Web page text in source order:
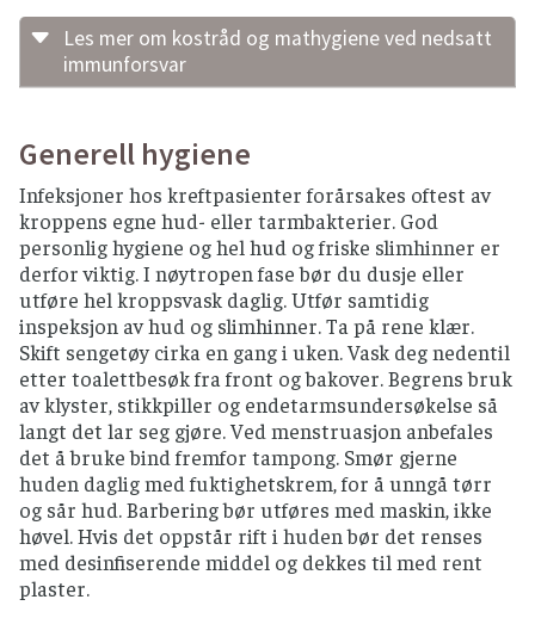
Les mer om kostråd og mathygiene ved nedsatt
immunforsvar
håndtere maten på en trygg måte. Anbefalingene
er ment som forebyggende tiltak for
kreftpasienter som er i en nøytropen fase av
behandlingsforløpet.
Råd og anbefalinger for matvarer
EGG
Norske egg anses som trygt, bør brukes innen
«best før»-dato.
Importerte egg og mat laget av slike egg må
varmebehandles (hardkokt eller
gjennomstekt) eller være pasteurisert.
FISK OG SJØMAT
Rakfisk må unngås helt.
Generell hygiene
Infeksjoner hos kreftpasienter forårsakes oftest av
kroppens egne hud- eller tarmbakterier. God
personlig hygiene og hel hud og friske slimhinner er
derfor viktig. I nøytropen fase bør du dusje eller
utføre hel kroppsvask daglig. Utfør samtidig
inspeksjon av hud og slimhinner. Ta på rene klær.
Skift sengetøy cirka en gang i uken. Vask deg nedentil
etter toalettbesøk fra front og bakover. Begrens bruk
av klyster, stikkpiller og endetarmsundersøkelse så
langt det lar seg gjøre. Ved menstruasjon anbefales
det å bruke bind fremfor tampong. Smør gjerne
huden daglig med fuktighetskrem, for å unngå tørr
og sår hud. Barbering bør utføres med maskin, ikke
høvel. Hvis det oppstår rift i huden bør det renses
med desinfiserende middel og dekkes til med rent
plaster.